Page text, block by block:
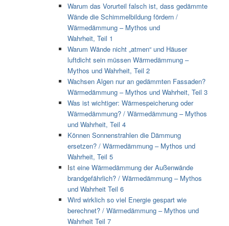
Warum das Vorurteil falsch ist, dass gedämmte
Wände die Schimmelbildung fördern /
Wärmedämmung – Mythos und
Wahrheit, Teil 1
Warum Wände nicht „atmen“ und Häuser
luftdicht sein müssen Wärmedämmung –
Mythos und Wahrheit, Teil 2
Wachsen Algen nur an gedämmten Fassaden?
Wärmedämmung – Mythos und Wahrheit, Teil 3
Was ist wichtiger: Wärmespeicherung oder
Wärmedämmung? / Wärmedämmung – Mythos
und Wahrheit, Teil 4
Können Sonnenstrahlen die Dämmung
ersetzen? / Wärmedämmung – Mythos und
Wahrheit, Teil 5
Ist eine Wärmedämmung der Außenwände
brandgefährlich? / Wärmedämmung – Mythos
und Wahrheit Teil 6
Wird wirklich so viel Energie gespart wie
berechnet? / Wärmedämmung – Mythos und
Wahrheit Teil 7